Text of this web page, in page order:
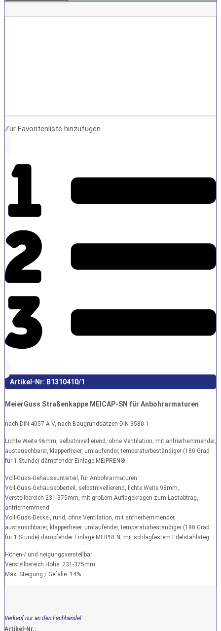
Zur Favoritenliste hinzufügen
Artikel-Nr: B1310410/1
MeierGuss Straßenkappe MEICAP-SN für Anbohrarmaturen
nach DIN 4057-A-V, nach Baugrundsätzen DIN 3580-1
Lichte Weite 96mm, selbstnivellierend, ohne Ventilation, mit anfrierhemmender,
austauschbarer, klapperfreier, umlaufender, temperaturbeständiger (180 Grad
für 1 Stunde) dämpfender Einlage MEIPREN®
Voll-Guss-Gehäuseunterteil, für Anbohrarmaturen
Voll-Guss-Gehäuseoberteil, selbstnivellierend, lichte Weite 98mm,
Verstellbereich 231-375mm, mit großem Auflagekragen zum Lastabtrag,
anfrierhemmend
Voll-Guss-Deckel, rund, ohne Ventilation, mit anfrierhemmender,
austauschbarer, klapperfreier, umlaufender, temperaturbeständiger (180 Grad
für 1 Stunde) dämpfender Einlage MEIPREN, mit schlagfestem Edelstahlsteg
Höhen-/ und neigungsverstellbar
Verstellbereich Höhe: 231-375mm
Max. Steigung / Gefälle: 14%
Verkauf nur an den Fachhandel
Artikel-Nr.: